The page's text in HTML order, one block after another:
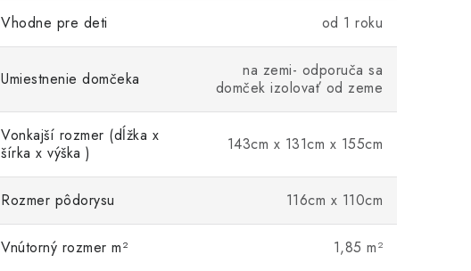
Vhodne pre deti od 1 roku
Umiestnenie domčeka
na zemi- odporuča sa
domček izolovať od zeme
Vonkajší rozmer (dĺžka x
šírka x výška )
143cm x 131cm x 155cm
Rozmer pôdorysu 116cm x 110cm
Vnútorný rozmer m² 1,85 m²